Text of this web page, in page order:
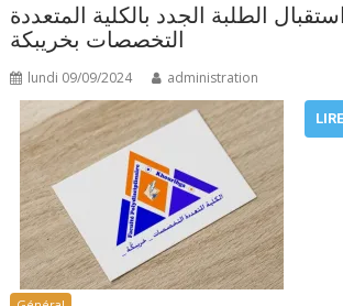
الطلبة الجدد بالكلية المتعددة
التخصصات بخريبكة
lundi 09/09/2024 administration